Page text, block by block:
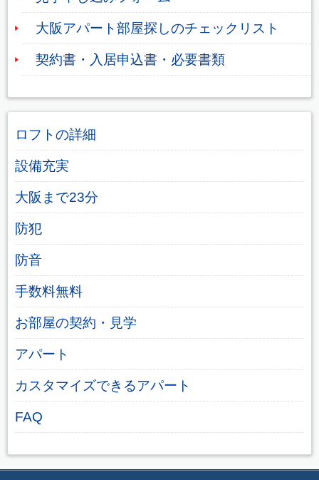
大阪アパート部屋探しのチェックリスト
契約書・入居申込書・必要書類
ロフトの詳細
設備充実
大阪まで23分
防犯
防音
手数料無料
お部屋の契約・見学
アパート
カスタマイズできるアパート
FAQ